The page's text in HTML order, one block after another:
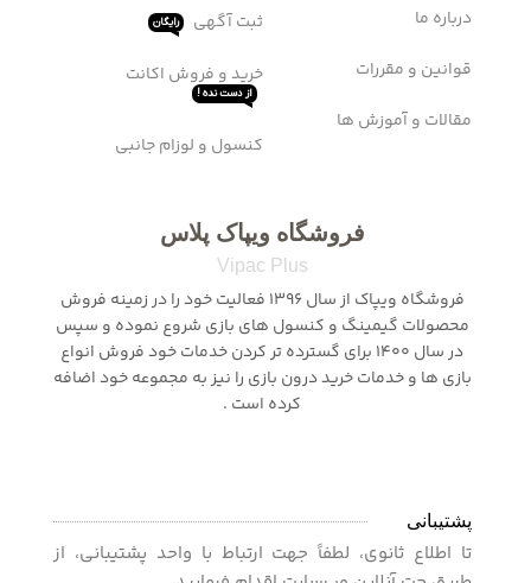
اشتراک ها لینک های مهم
درباره ما
قوانین و مقررات
نحوه ثبت سفارش
سوالات متداول
ثبت آگهی رایگان
خرید و فروش اکانت
از دست نده !
فروشگاه ویپاک پلاس
Vipac Plus